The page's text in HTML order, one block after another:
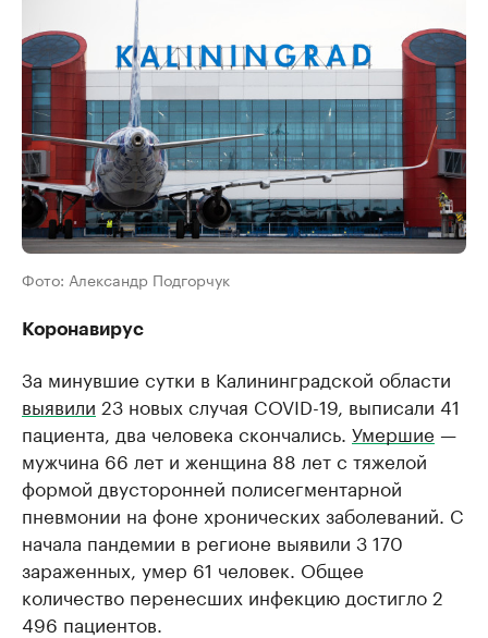
Фото: Александр Подгорчук
Коронавирус
За минувшие сутки в Калининградской области
выявили 23 новых случая COVID-19, выписали 41
пациента, два человека скончались. Умершие —
мужчина 66 лет и женщина 88 лет с тяжелой
формой двусторонней полисегментарной
пневмонии на фоне хронических заболеваний. С
начала пандемии в регионе выявили 3 170
зараженных, умер 61 человек. Общее
количество перенесших инфекцию достигло 2
496 пациентов.